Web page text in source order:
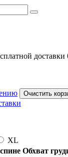
доставки
Очистить
XL
Обхват